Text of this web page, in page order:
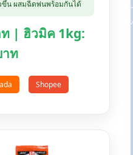
ขึ้น ผสมฉีดพ่นพร้อมกันได้
ท | ฮิวมิค 1kg:
าท
Shopee